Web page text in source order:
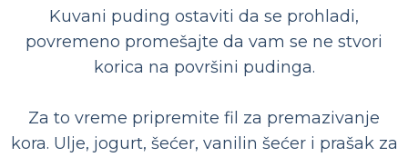
Kuvani puding ostaviti da se prohladi,
povremeno promešajte da vam se ne stvori
korica na površini pudinga.
Za to vreme pripremite fil za premazivanje
kora. Ulje, jogurt, šećer, vanilin šećer i prašak za